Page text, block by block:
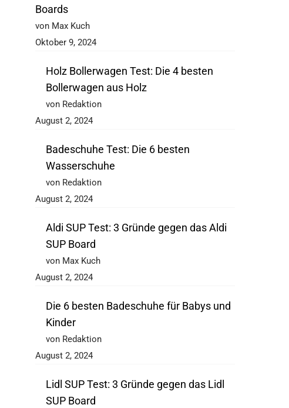
Boards
von Max Kuch
Oktober 9, 2024
Holz Bollerwagen Test: Die 4 besten
Bollerwagen aus Holz
von Redaktion
August 2, 2024
Badeschuhe Test: Die 6 besten
Wasserschuhe
von Redaktion
August 2, 2024
Aldi SUP Test: 3 Gründe gegen das Aldi
SUP Board
von Max Kuch
August 2, 2024
Die 6 besten Badeschuhe für Babys und
Kinder
von Redaktion
August 2, 2024
Lidl SUP Test: 3 Gründe gegen das Lidl
SUP Board